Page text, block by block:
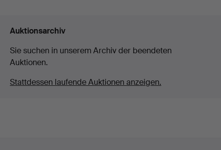
Auktionsarchiv
Sie suchen in unserem Archiv der beendeten
Auktionen.
Stattdessen laufende Auktionen anzeigen.